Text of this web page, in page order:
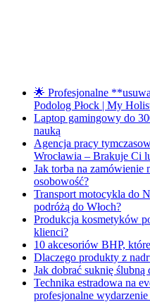
🌟 Profesjonalne
Podolog Płock | My
Laptop gamingowy do
nauką
Agencja pracy
Wrocławia – Brakuje Ci
Jak torba na zamówienie
osobowość?
Transport motocykla do
podróżą do Włoch?
Produkcja kosmetyków
klienci?
10 akcesoriów BHP,
Dlaczego produkty z
Jak dobrać suknię ślubną
Technika estradowa na
profesjonalne wydarzenie